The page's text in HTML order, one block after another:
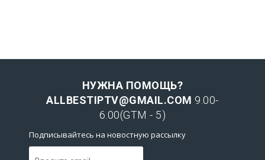
НУЖНА ПОМОЩЬ?
ALLBESTIPTV@GMAIL.COM 9.00-
6.00(GTM - 5)
Подписывайтесь на новостную рассылку